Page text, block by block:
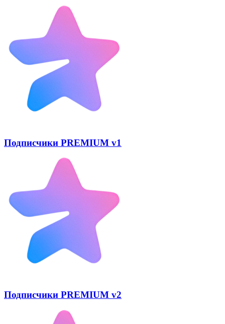
Подписчики PREMIUM v1
Подписчики PREMIUM v2